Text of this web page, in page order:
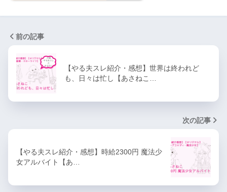
前の記事
【やる夫スレ紹介・感想】世界は終われど
も、日々は忙し【あさねこ…
次の記事
【やる夫スレ紹介・感想】時給2300円 魔法少
女アルバイト【あ…